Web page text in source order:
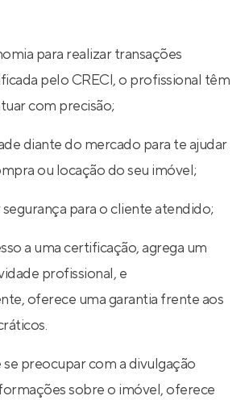
para realizar transações
pelo CRECI, o profissional têm
com precisão;
diante do mercado para te ajudar
ou locação do seu imóvel;
para o cliente atendido;
a uma certificação, agrega um
profissional, e
oferece uma garantia frente aos
se preocupar com a divulgação
sobre o imóvel, oferece